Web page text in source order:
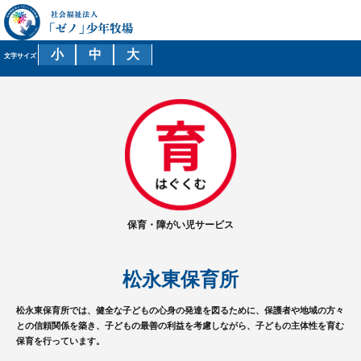
文字サイズ 小 中 大
保育・障がい児サービス
松永東保育所
松永東保育所では、健全な子どもの心身の発達を図るために、保護者や地域の方々
との信頼関係を築き、子どもの最善の利益を考慮しながら、子どもの主体性を育む
保育を行っています。